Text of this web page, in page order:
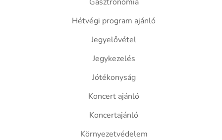
Hétvégi program ajánló
Jegyelővétel
Jegykezelés
Jótékonyság
Koncert ajánló
Koncertajánló
Környezetvédelem